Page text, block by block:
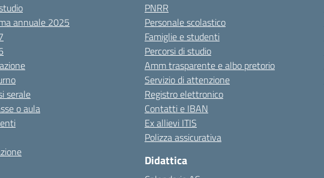
annuale 2025
serale
o aula
PNRR
Personale scolastico
Famiglie e studenti
Percorsi di studio
Amm trasparente e albo pretorio
Servizio di attenzione
Registro elettronico
Contatti e IBAN
Ex allievi ITIS
Polizza assicurativa
Didattica